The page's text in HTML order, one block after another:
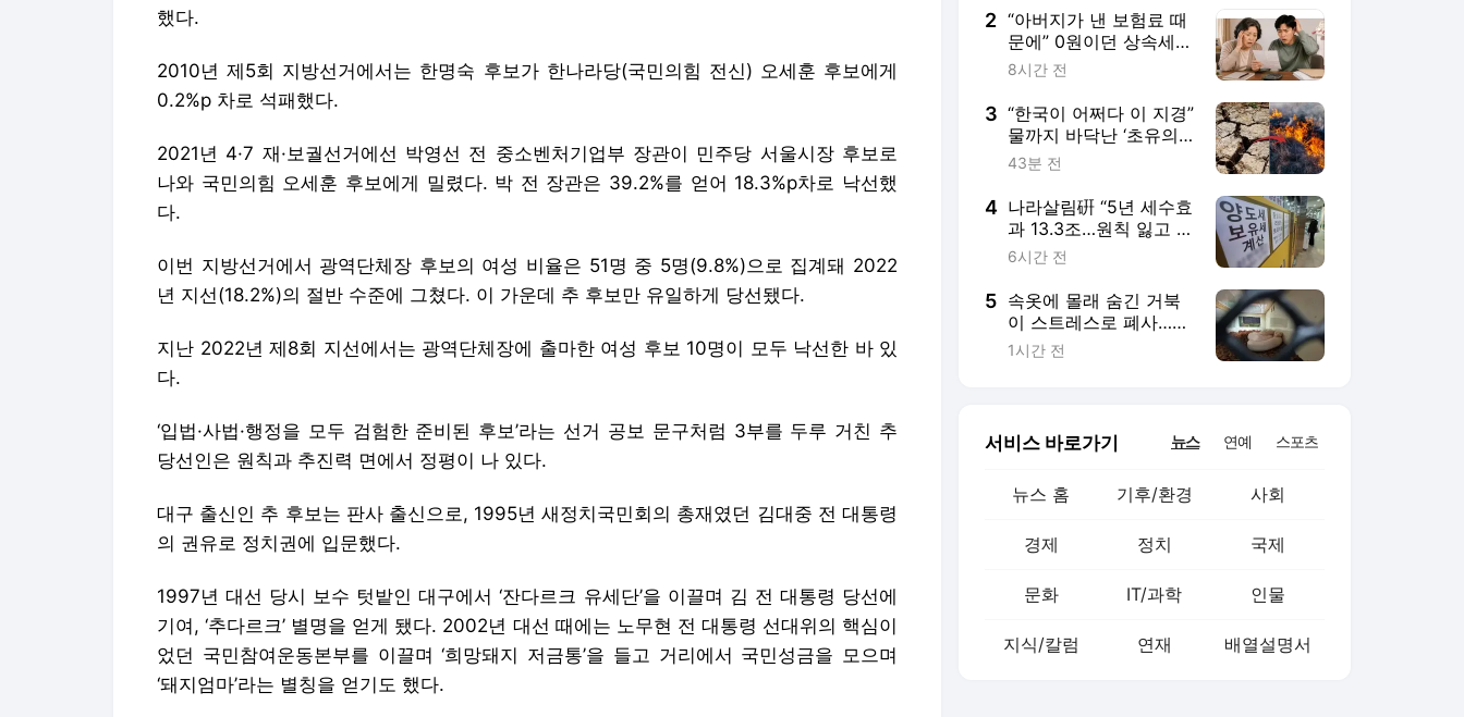
했다.
2010년 제5회 지방선거에서는 한명숙 후보가 한나라당(국민의힘 전신) 오세훈 후보에게
0.2%p 차로 석패했다.
2021년 4·7 재·보궐선거에선 박영선 전 중소벤처기업부 장관이 민주당 서울시장 후보로
나와 국민의힘 오세훈 후보에게 밀렸다. 박 전 장관은 39.2%를 얻어 18.3%p차로 낙선했
다.
이번 지방선거에서 광역단체장 후보의 여성 비율은 51명 중 5명(9.8%)으로 집계돼 2022
년 지선(18.2%)의 절반 수준에 그쳤다. 이 가운데 추 후보만 유일하게 당선됐다.
지난 2022년 제8회 지선에서는 광역단체장에 출마한 여성 후보 10명이 모두 낙선한 바 있
다.
‘입법·사법·행정을 모두 검험한 준비된 후보’라는 선거 공보 문구처럼 3부를 두루 거친 추
당선인은 원칙과 추진력 면에서 정평이 나 있다.
대구 출신인 추 후보는 판사 출신으로, 1995년 새정치국민회의 총재였던 김대중 전 대통령
의 권유로 정치권에 입문했다.
1997년 대선 당시 보수 텃밭인 대구에서 ‘잔다르크 유세단’을 이끌며 김 전 대통령 당선에
기여, ‘추다르크’ 별명을 얻게 됐다. 2002년 대선 때에는 노무현 전 대통령 선대위의 핵심이
었던 국민참여운동본부를 이끌며 ‘희망돼지 저금통’을 들고 거리에서 국민성금을 모으며
‘돼지엄마’라는 별칭을 얻기도 했다.
2 “아버지가 낸 보험료 때
문에” 0원이던 상속세가
6000만원 됐다[헤럴딥_
8시간 전
3 “한국이 어쩌다 이 지경”
물까지 바닥난 ‘초유의
사태’…최악의 여름, 이
래?]
43분 전
4 나라살림硏 “5년 세수효
과 13.3조…원칙 잃고 복
잡해진 조세체계”
6시간 전
5 속옷에 몰래 숨긴 거북
이 스트레스로 폐사…멸
종위기종 밀수 MZ 일당
1시간 전
서비스 바로가기 뉴스 연예 스포츠
뉴스 홈 기후/환경 사회
경제 정치 국제
문화 IT/과학 인물
지식/칼럼 연재 배열설명서